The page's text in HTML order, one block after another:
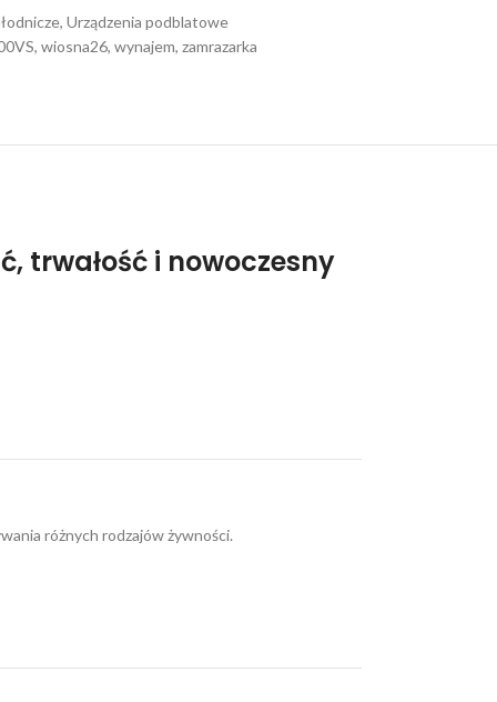
, Urządzenia podblatowe
, wiosna26, wynajem, zamrazarka
trwałość i nowoczesny
różnych rodzajów żywności.